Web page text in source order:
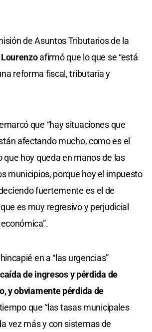
de Asuntos Tributarios de la
afirmó que lo que se “está
reforma fiscal, tributaria y
que “hay situaciones que
afectando mucho, como es el
que hoy queda en manos de las
municipios, porque hoy el impuesto
fuertemente es el de
es muy regresivo y perjudicial
en a “las urgencias”
de ingresos y pérdida de
y obviamente pérdida de
que “las tasas municipales
vez más y con sistemas de